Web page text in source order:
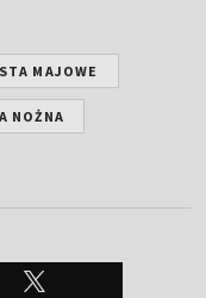
MAJOWE
NOŻNA